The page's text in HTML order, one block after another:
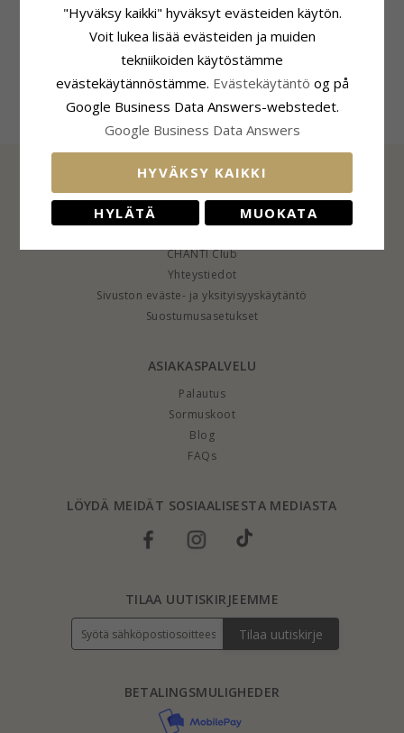
ADJEKTIIVIT:Edullisia
Pyöreä
Korvarenkaat:Kalvosinnapit
Kullattu Teräs
Pinta:Kiiltävä
Läpimitta:19,7 mm
Toimitusaika
Toimitusaika:4-5 Arkipäivä
TIEDOT
CHANTI Club
Yhteystiedot
Sivuston eväste- ja yksityisyyskäytäntö
Suostumusasetukset
ASIAKASPALVELU
Palautus
Sormuskoot
Blog
FAQs
LÖYDÄ MEIDÄT SOSIAALISESTA MEDIASTA
BETALINGSMULIGHEDER
TILAA UUTISKIRJEEMME
Tilaa uutiskirje
"Hyväksy kaikki" hyväksyt evästeiden käytön.
Voit lukea lisää evästeiden ja muiden
tekniikoiden käytöstämme
evästekäytännöstämme. Evästekäytäntö og på
Google Business Data Answers-webstedet.
Google Business Data Answers
HYVÄKSY KAIKKI
HYLÄTÄ MUOKATA